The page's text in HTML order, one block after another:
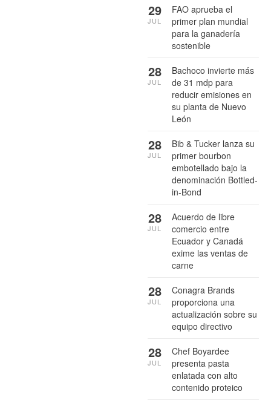
FAO aprueba el
primer plan mundial
para la ganadería
sostenible
29
JUL
Bachoco invierte más
de 31 mdp para
reducir emisiones en
su planta de Nuevo
León
28
JUL
Bib & Tucker lanza su
primer bourbon
embotellado bajo la
denominación Bottled-
in-Bond
28
JUL
Acuerdo de libre
comercio entre
Ecuador y Canadá
exime las ventas de
carne
28
JUL
Conagra Brands
proporciona una
actualización sobre su
equipo directivo
28
JUL
Chef Boyardee
presenta pasta
enlatada con alto
contenido proteico
28
JUL